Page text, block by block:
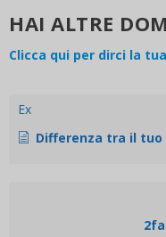
HAI ALTRE
Clicca qui per dirci la
Ex
Differenza tra il